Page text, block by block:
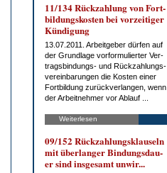
11/134 Rück­zah­lung von Fort­
bil­dungs­kos­ten bei vor­zei­ti­ger
Kün­di­gung
13.07.2011. Ar­beit­ge­ber dür­fen auf
der Grund­la­ge vor­for­mu­lier­ter Ver­
trags­bin­dungs- und Rück­zah­lungs­
ver­ein­ba­run­gen die Kos­ten ei­ner
Fort­bil­dung zu­rück­ver­lan­gen, wenn
der Ar­beit­neh­mer vor Ab­lauf ...
Weiterlesen
09/152 Rück­zah­lungs­klau­seln
mit über­lan­ger Bin­dungs­dau­
er sind ins­ge­samt un­wir...